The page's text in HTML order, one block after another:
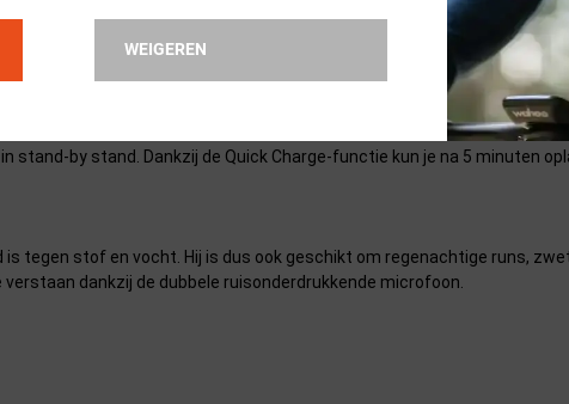
WEIGEREN
en een mini-variant. Voor beiden geldt dat er 16% minder drukkracht
welke maat jou het beste past, check je het filmpje tussen de
stand-by stand. Dankzij de Quick Charge-functie kun je na 5 minuten
tegen stof en vocht. Hij is dus ook geschikt om regenachtige runs,
dankzij de dubbele ruisonderdrukkende microfoon.